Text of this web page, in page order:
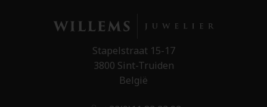
Stapelstraat 15-17
3800 Sint-Truiden
België